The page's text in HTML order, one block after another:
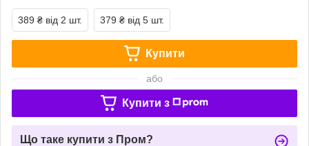
389 ₴ від 2 шт. 379 ₴ від 5 шт.
Купити
або
Купити з
Що таке купити з Пром?